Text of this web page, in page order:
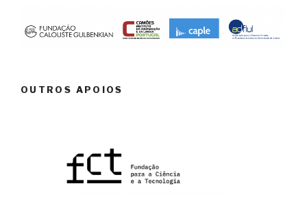
OUTROS APOIOS